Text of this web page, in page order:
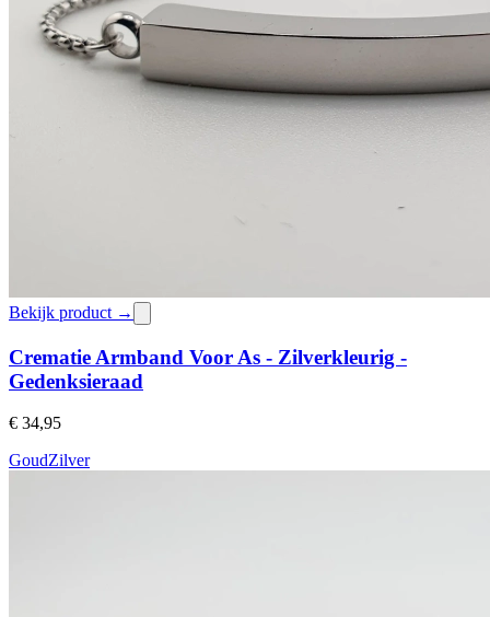
Bekijk product →
Crematie Armband Voor As - Zilverkleurig -
Gedenksieraad
€ 34,95
GoudZilver